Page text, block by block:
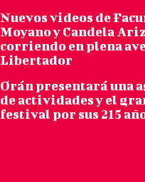
Nuevos videos de
Moyano y Candela
corriendo en plena
Libertador
Orán presentará una
de actividades y el
festival por sus 215